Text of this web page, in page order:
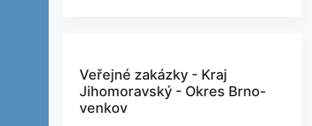
Veřejné zakázky - Kraj
Jihomoravský - Okres Brno-
venkov